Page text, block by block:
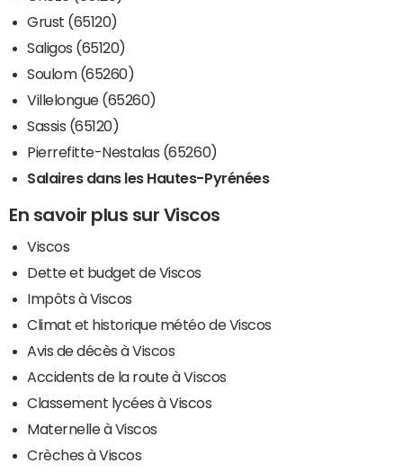
Grust (65120)
Saligos (65120)
Soulom (65260)
Villelongue (65260)
Sassis (65120)
Pierrefitte-Nestalas (65260)
Salaires dans les Hautes-Pyrénées
En savoir plus sur Viscos
Viscos
Dette et budget de Viscos
Impôts à Viscos
Climat et historique météo de Viscos
Avis de décès à Viscos
Accidents de la route à Viscos
Classement lycées à Viscos
Maternelle à Viscos
Crèches à Viscos